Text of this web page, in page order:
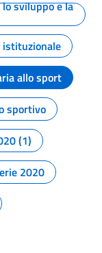
sviluppo e la
allo sport
sportivo
(1)
2020